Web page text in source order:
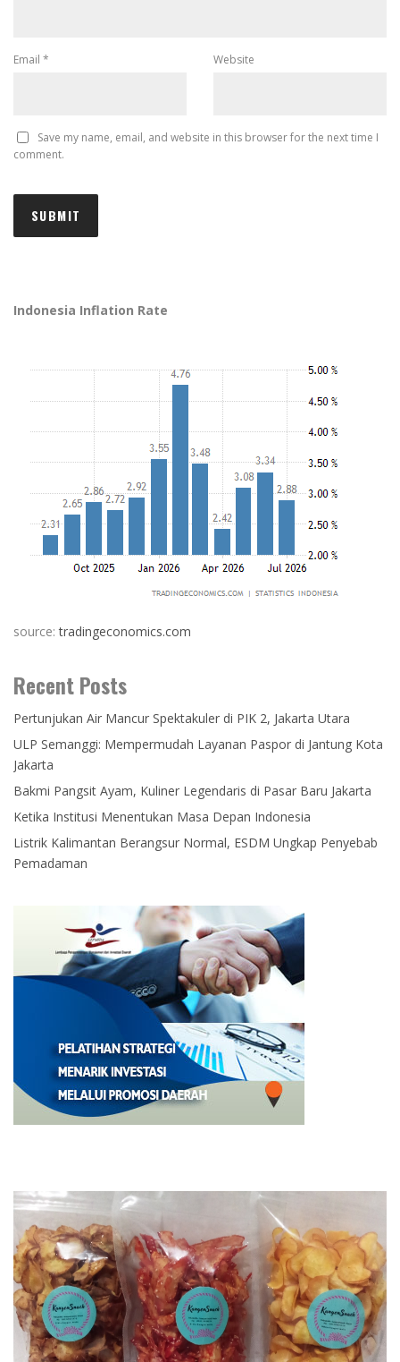
Email * Website
Save my name, email, and website in this browser for the next time I
comment.
Indonesia Inflation Rate
source:tradingeconomics.com
Recent Posts
Pertunjukan Air Mancur Spektakuler di PIK 2, Jakarta Utara
ULP Semanggi: Mempermudah Layanan Paspor di Jantung Kota
Jakarta
Bakmi Pangsit Ayam, Kuliner Legendaris di Pasar Baru Jakarta
Ketika Institusi Menentukan Masa Depan Indonesia
Listrik Kalimantan Berangsur Normal, ESDM Ungkap Penyebab
Pemadaman